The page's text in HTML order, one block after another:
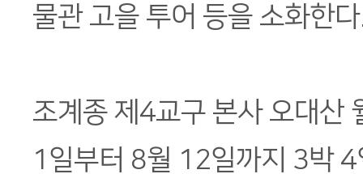
물관 고을 투어 등을 소화한
조계종 제4교구 본사 오대산
1일부터 8월 12일까지 3박 4